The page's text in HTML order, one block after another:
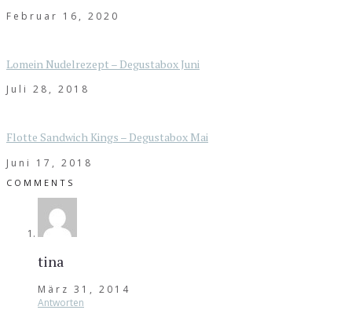
Februar 16, 2020
Lomein Nudelrezept – Degustabox Juni
Juli 28, 2018
Flotte Sandwich Kings – Degustabox Mai
Juni 17, 2018
COMMENTS
tina
März 31, 2014
Antworten